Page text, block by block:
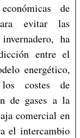
de
evitar las
ha
entre el
energético,
costes de
de gases a la
comercial en
el intercambio